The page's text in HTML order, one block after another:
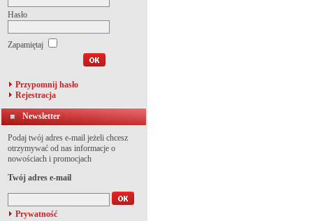
Hasło
Zapamiętaj
Przypomnij hasło
Rejestracja
Newsletter
Podaj twój adres e-mail jeżeli chcesz
otrzymywać od nas informacje o
nowościach i promocjach
Twój adres e-mail
Prywatność